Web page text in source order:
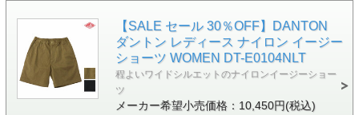
【SALE セール 30％OFF】DANTON
ダントン レディース ナイロン イージー
ショーツ WOMEN DT-E0104NLT
程よいワイドシルエットのナイロンイージーショー
ツ
メーカー希望小売価格：10,450円(税込)